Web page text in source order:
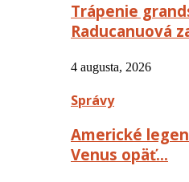
Trápenie
Raducanuová
4 augusta, 2026
Správy
Americké
Venus opäť…